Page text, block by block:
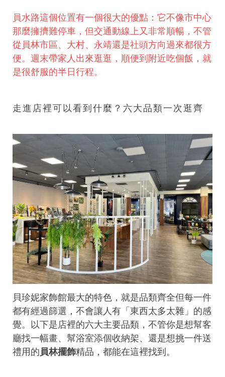
員水路這個位置有一個很大的優點：它不像市中心
那麼擁擠難停車，但交通動線上又非常順暢，不管
從員林市區、大村、永靖還是社頭方向過來都很方
便。週末帶家人出來逛逛，順便到附近吃個飯，就
是很舒服的半日行程。
走進店裡可以看到什麼？六大品類一次逛齊
貝珍妮家飾館最大的特色，就是品類齊全但每一件
都有經過篩選，不會讓人有「東西太多太雜」的感
覺。以下是店裡的六大主要品類，不管你是想幫客
廳找一幅畫、幫浴室添個收納架、還是想挑一件送
禮用的員林擺飾精品，都能在這裡找到。